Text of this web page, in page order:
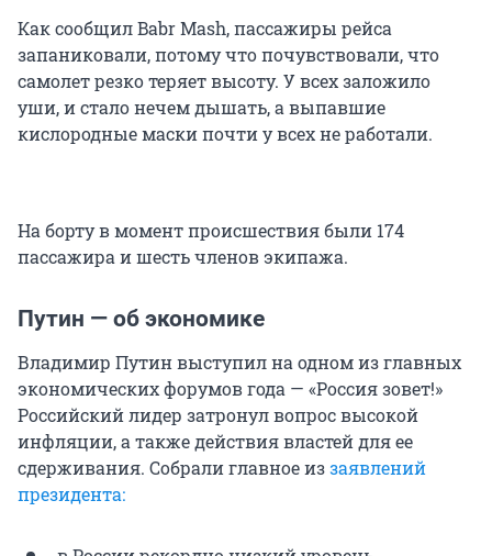
Как сообщил Babr Mash, пассажиры рейса
запаниковали, потому что почувствовали, что
самолет резко теряет высоту. У всех заложило
уши, и стало нечем дышать, а выпавшие
кислородные маски почти у всех не работали.
На борту в момент происшествия были 174
пассажира и шесть членов экипажа.
Путин — об экономике
Владимир Путин выступил на одном из главных
экономических форумов года — «Россия зовет!»
Российский лидер затронул вопрос высокой
инфляции, а также действия властей для ее
сдерживания. Собрали главное иззаявлений
президента: